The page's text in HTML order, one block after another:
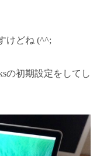
けどね (^^;
の初期設定をしてし